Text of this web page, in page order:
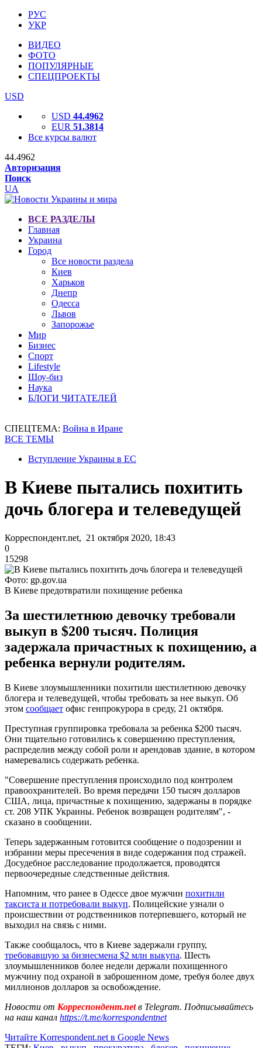
РУС
УКР
ВИДЕО
ФОТО
ПОПУЛЯРНЫЕ
СПЕЦПРОЕКТЫ
USD
USD 44.4962
EUR 51.3814
Все курсы валют
44.4962
Авторизация
Поиск
UA
ВСЕ РАЗДЕЛЫ
Главная
Украина
Город
Все новости раздела
Киев
Харьков
Днепр
Одесса
Львов
Запорожье
Мир
Бизнес
Спорт
Lifestyle
Шоу-биз
Наука
БЛОГИ ЧИТАТЕЛЕЙ
СПЕЦТЕМА: Война в Иране
ВСЕ ТЕМЫ
Вступление Украины в ЕС
В Киеве пытались похитить
дочь блогера и телеведущей
Корреспондент.net, 21 октября 2020, 18:43
0
15298
Фото: gp.gov.ua
В Киеве предотвратили похищение ребенка
За шестилетнюю девочку требовали
выкуп в $200 тысяч. Полиция
задержала причастных к похищению, а
ребенка вернули родителям.
В Киеве злоумышленники похитили шестилетнюю девочку
блогера и телеведущей, чтобы требовать за нее выкуп. Об
этом сообщает офис генпрокурора в среду, 21 октября.
Преступная группировка требовала за ребенка $200 тысяч.
Они тщательно готовились к совершению преступления,
распределив между собой роли и арендовав здание, в котором
намеревались содержать ребенка.
"Совершение преступления происходило под контролем
правоохранителей. Во время передачи 150 тысяч долларов
США, лица, причастные к похищению, задержаны в порядке
ст. 208 УПК Украины. Ребенок возвращен родителям", -
сказано в сообщении.
Теперь задержанным готовится сообщение о подозрении и
избрании меры пресечения в виде содержания под стражей.
Досудебное расследование продолжается, проводятся
первоочередные следственные действия.
Напомним, что ранее в Одессе двое мужчин похитили
таксиста и потребовали выкуп. Полицейские узнали о
происшествии от родственников потерпевшего, который не
выходил на связь с ними.
Также сообщалось, что в Киеве задержали группу,
требовавшую за бизнесмена $2 млн выкупа. Шесть
злоумышленников более недели держали похищенного
мужчину под охраной в заброшенном доме, требуя более двух
миллионов долларов за освобождение.
Новости от Корреспондент.netв Telegram. Подписывайтесь
на наш канал https://t.me/korrespondentnet
Читайте Korrespondent.net в Google News